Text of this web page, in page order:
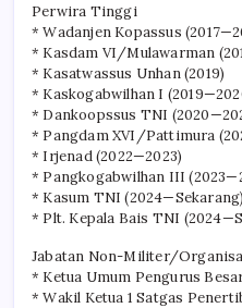
Perwira Tinggi
* Wadanjen Kopassus
* Kasdam VI/Mulawarman
* Kasatwassus Unhan (2019)
* Kaskogabwilhan I
* Dankoopssus TNI
* Pangdam XVI/Pattimura
* Irjenad (2022—2023)
* Pangkogabwilhan III
* Kasum TNI (2024—Sekarang)
* Plt. Kepala Bais TNI
Jabatan Non-Militer/
* Ketua Umum Pengurus
* Wakil Ketua 1 Satgas